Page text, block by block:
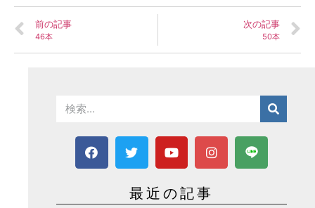
前の記事
46本
次の記事
50本
最近の記事